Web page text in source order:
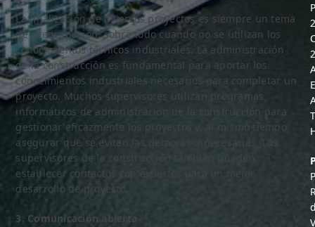
La finalización de diversos proyectos es siempre un tema
de preocupación, sobre todo cuando no se utilizan los
conocimientos técnicos industriales. La administración
de la construcción es fundamental para aportar los
conocimientos industriales necesarios para completar un
proyecto. Muchos supervisores utilizan programas
informáticos de administración de la construcción para
gestionar eficazmente los proyectos y, al mismo tiempo,
asegurar que se eviten las demoras innecesarias. Los
supervisores de la construcción también pueden
establecer contactos con expertos para un mejor
desarrollo de proyecto.
3. Comunicación abierta